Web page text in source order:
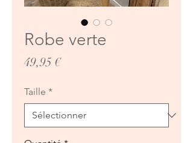
Robe verte
49,95 €Prix
Taille *